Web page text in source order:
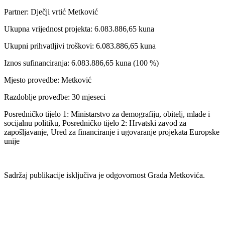
Partner: Dječji vrtić Metković
Ukupna vrijednost projekta: 6.083.886,65 kuna
Ukupni prihvatljivi troškovi: 6.083.886,65 kuna
Iznos sufinanciranja: 6.083.886,65 kuna (100 %)
Mjesto provedbe: Metković
Razdoblje provedbe: 30 mjeseci
Posredničko tijelo 1: Ministarstvo za demografiju, obitelj, mlade i
socijalnu politiku, Posredničko tijelo 2: Hrvatski zavod za
zapošljavanje, Ured za financiranje i ugovaranje projekata Europske
unije
Sadržaj publikacije isključiva je odgovornost Grada Metkovića.